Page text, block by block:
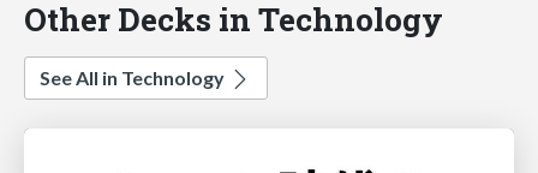
Other Decks in Technology
See All in Technology